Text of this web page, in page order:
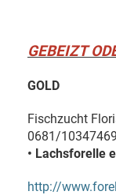
GEBEIZT
GOLD
Fischzucht
0681/
• Lachsforelle
http://